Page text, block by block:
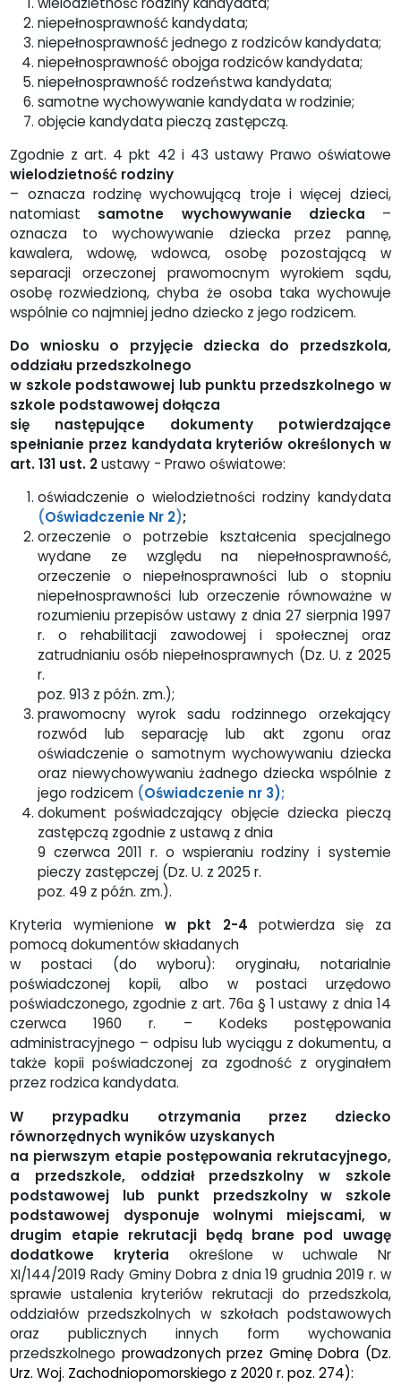
niepełnosprawność kandydata;
niepełnosprawność jednego z rodziców kandydata;
niepełnosprawność obojga rodziców kandydata;
niepełnosprawność rodzeństwa kandydata;
samotne wychowywanie kandydata w rodzinie;
objęcie kandydata pieczą zastępczą.
Zgodnie z art. 4 pkt 42 i 43 ustawy Prawo oświatowe
wielodzietność rodziny
– oznacza rodzinę wychowującą troje i więcej dzieci,
natomiast samotne wychowywanie dziecka –
oznacza to wychowywanie dziecka przez pannę,
kawalera, wdowę, wdowca, osobę pozostającą w
separacji orzeczonej prawomocnym wyrokiem sądu,
osobę rozwiedzioną, chyba że osoba taka wychowuje
wspólnie co najmniej jedno dziecko z jego rodzicem.
Do wniosku o przyjęcie dziecka do przedszkola,
oddziału przedszkolnego
w szkole podstawowej lub punktu przedszkolnego w
szkole podstawowej dołącza
się następujące dokumenty potwierdzające
spełnianie przez kandydata kryteriów określonych w
art. 131 ust. 2ustawy - Prawo oświatowe:
oświadczenie o wielodzietności rodziny kandydata
(Oświadczenie Nr 2);
orzeczenie o potrzebie kształcenia specjalnego
wydane ze względu na niepełnosprawność,
orzeczenie o niepełnosprawności lub o stopniu
niepełnosprawności lub orzeczenie równoważne w
rozumieniu przepisów ustawy z dnia 27 sierpnia 1997
r. o rehabilitacji zawodowej i społecznej oraz
zatrudnianiu osób niepełnosprawnych (Dz. U. z 2025
r.
poz. 913 z późn. zm.);
prawomocny wyrok sadu rodzinnego orzekający
rozwód lub separację lub akt zgonu oraz
oświadczenie o samotnym wychowywaniu dziecka
oraz niewychowywaniu żadnego dziecka wspólnie z
jego rodzicem (Oświadczenie nr 3);
dokument poświadczający objęcie dziecka pieczą
zastępczą zgodnie z ustawą z dnia
9 czerwca 2011 r. o wspieraniu rodziny i systemie
pieczy zastępczej (Dz. U. z 2025 r.
poz. 49 z późn. zm.).
Kryteria wymienionew pkt 2-4 potwierdza się za
pomocą dokumentów składanych
w postaci (do wyboru): oryginału, notarialnie
poświadczonej kopii, albo w postaci urzędowo
poświadczonego, zgodnie z art. 76a § 1 ustawy z dnia 14
czerwca 1960 r. – Kodeks postępowania
administracyjnego – odpisu lub wyciągu z dokumentu, a
także kopii poświadczonej za zgodność z oryginałem
przez rodzica kandydata.
W przypadku otrzymania przez dziecko
równorzędnych wyników uzyskanych
na pierwszym etapie postępowania rekrutacyjnego,
a przedszkole, oddział przedszkolny w szkole
podstawowej lub punkt przedszkolny w szkole
podstawowej dysponuje wolnymi miejscami, w
drugim etapie rekrutacji będą brane pod uwagę
dodatkowe kryteria określone w uchwale Nr
XI/144/2019 Rady Gminy Dobra z dnia 19 grudnia 2019 r. w
sprawie ustalenia kryteriów rekrutacji do przedszkola,
oddziałów przedszkolnych w szkołach podstawowych
oraz publicznych innych form wychowania
przedszkolnego prowadzonych przez Gminę Dobra (Dz.
Urz. Woj. Zachodniopomorskiego z 2020 r. poz. 274):